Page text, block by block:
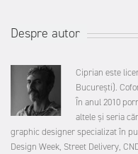
Despre autor
Ciprian este
București).
În anul 2010
altele și seria
graphic designer specializat în
Design Week, Street Delivery,